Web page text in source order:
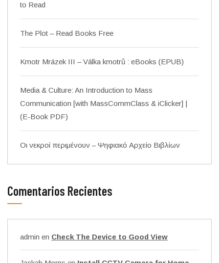
to Read
The Plot – Read Books Free
Kmotr Mrázek III – Válka kmotrů : eBooks (EPUB)
Media & Culture: An Introduction to Mass
Communication [with MassCommClass & iClicker] |
(E-Book PDF)
Οι νεκροί περιμένουν – Ψηφιακό Αρχείο Βιβλίων
Comentarios Recientes
admin en Check The Device to Good View